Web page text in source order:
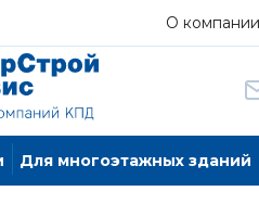
О компании
Для многоэтажных зданий